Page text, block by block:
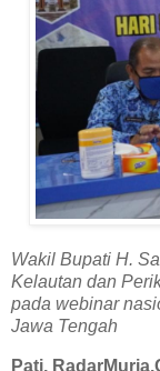
Wakil Bupati H.
Kelautan dan
pada webinar
Jawa Tengah
Pati,